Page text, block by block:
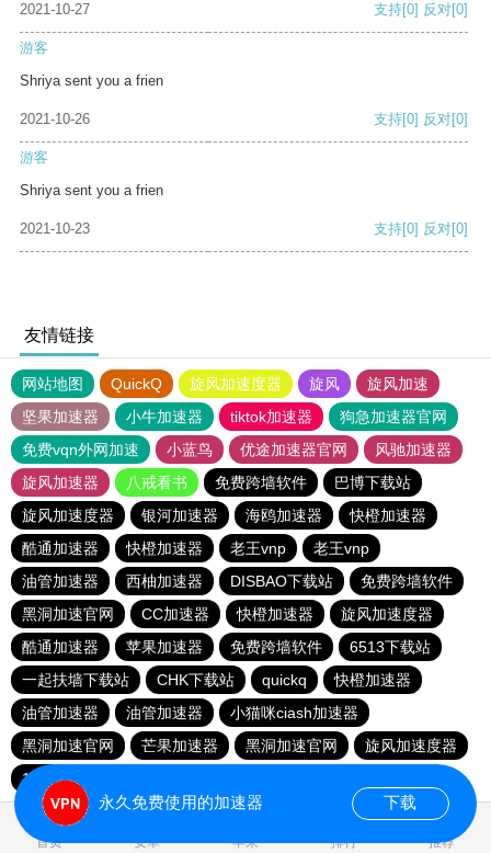
2021-10-27 支持[0] 反对[0]
游客
Shriya sent you a frien
2021-10-26 支持[0] 反对[0]
游客
Shriya sent you a frien
2021-10-23 支持[0] 反对[0]
友情链接
网站地图 QuickQ 旋风加速度器 旋风
旋风加速
坚果加速器
小牛加速器 tiktok加速器
狗急加速器官网
免费vqn外网加速
小蓝鸟 优途加速器官网
风驰加速器
旋风加速器
八戒看书 免费跨墙软件
巴博下载站
旋风加速度器
银河加速器 海鸥加速器
快橙加速器
酷通加速器
快橙加速器 老王vnp
老王vnp
油管加速器
西柚加速器 DISBAO下载站
免费跨墙软件
黑洞加速官网
CC加速器 快橙加速器
旋风加速度器
酷通加速器
苹果加速器 免费跨墙软件
6513下载站
一起扶墙下载站
CHK下载站 quickq
快橙加速器
油管加速器
油管加速器
小猫咪ciash加速器
黑洞加速官网
芒果加速器 黑洞加速官网
旋风加速度器
186下载站
首页 安卓 苹果 排行 推荐
永久免费使用的加速器 下载
0.181944s